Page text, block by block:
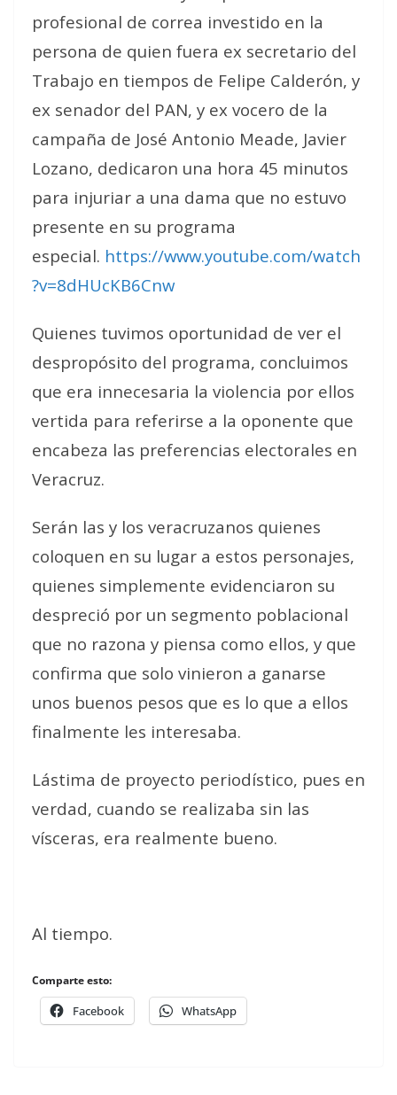
profesional de correa investido en la
persona de quien fuera ex secretario del
Trabajo en tiempos de Felipe Calderón, y
ex senador del PAN, y ex vocero de la
campaña de José Antonio Meade, Javier
Lozano, dedicaron una hora 45 minutos
para injuriar a una dama que no estuvo
presente en su programa
especial. https://www.youtube.com/watch
?v=8dHUcKB6Cnw
Quienes tuvimos oportunidad de ver el
despropósito del programa, concluimos
que era innecesaria la violencia por ellos
vertida para referirse a la oponente que
encabeza las preferencias electorales en
Veracruz.
Serán las y los veracruzanos quienes
coloquen en su lugar a estos personajes,
quienes simplemente evidenciaron su
despreció por un segmento poblacional
que no razona y piensa como ellos, y que
confirma que solo vinieron a ganarse
unos buenos pesos que es lo que a ellos
finalmente les interesaba.
Lástima de proyecto periodístico, pues en
verdad, cuando se realizaba sin las
vísceras, era realmente bueno.
Al tiempo.
Comparte esto:
Facebook WhatsApp